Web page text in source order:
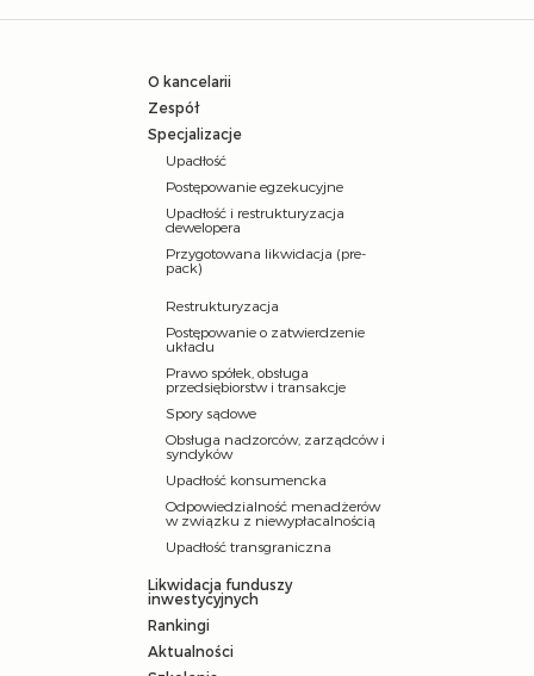
O kancelarii
Zespół
Specjalizacje
Upadłość
Postępowanie egzekucyjne
Upadłość i restrukturyzacja
dewelopera
Przygotowana likwidacja (pre-
pack)
Restrukturyzacja
Postępowanie o zatwierdzenie
układu
Prawo spółek, obsługa
przedsiębiorstw i transakcje
Spory sądowe
Obsługa nadzorców, zarządców i
syndyków
Upadłość konsumencka
Odpowiedzialność menadżerów
w związku z niewypłacalnością
Upadłość transgraniczna
Likwidacja funduszy
inwestycyjnych
Rankingi
Aktualności